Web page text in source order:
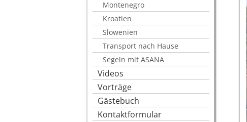
Montenegro
Kroatien
Slowenien
Transport nach Hause
Segeln mit ASANA
Videos
Vorträge
Gästebuch
Kontaktformular